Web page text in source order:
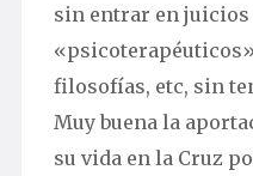
sin entrar en juicios
filosofías, etc, sin
Muy buena la
su vida en la Cruz